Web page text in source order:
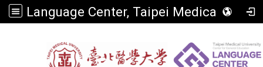
Language Center, Taipei Medical University